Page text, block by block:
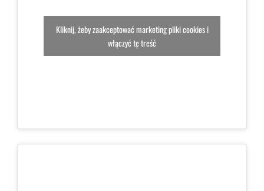
Kliknij, żeby zaakceptować marketing pliki cookies i
włączyć tę treść